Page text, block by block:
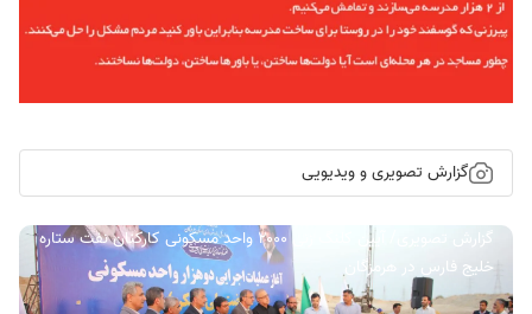
گزارش تصویری و ویدیویی
گزارش تصویری/ آیین کلنگ زنی ۲۰۰۰ واحد مسکونی کارکنان نفت ستاره
خلیج فارس در هرمزگان